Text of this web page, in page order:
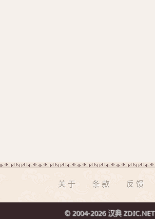
关于 条款 反馈
© 2004-2026 汉典 ZDIC.NET